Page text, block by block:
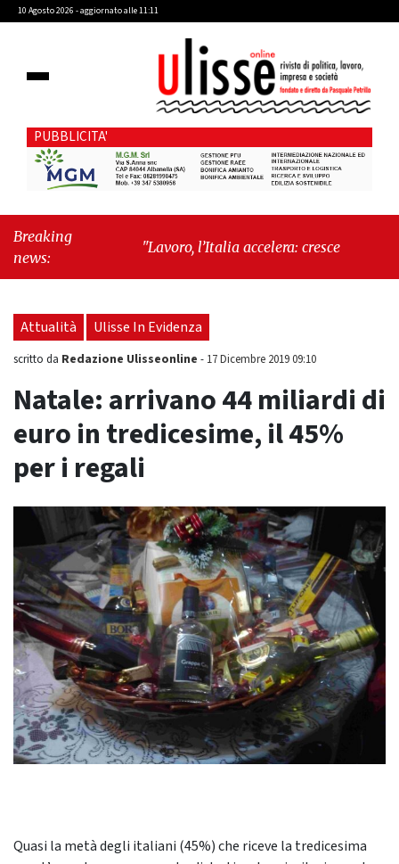
10 Agosto 2026 - aggiornato alle 11:11
PUBBLICITA'
Breaking
news:
"Lavoro, l’Italia accelera: cresce l’occupazione,
Prima Repubblica"
Attualità Ulisse In Evidenza
scritto da Redazione Ulisseonline - 17 Dicembre 2019 09:10
Natale: arrivano 44 miliardi di
euro in tredicesime, il 45%
per i regali
Quasi la metà degli italiani (45%) che riceve la tredicesima